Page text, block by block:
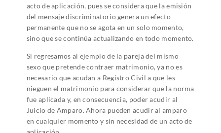
acto de aplicación, pues se considera que la emisión
del mensaje discriminatorio genera un efecto
permanente que no se agota en un solo momento,
sino que se continúa actualizando en todo momento.
Si regresamos al ejemplo de la pareja del mismo
sexo que pretende contraer matrimonio, ya no es
necesario que acudan a Registro Civil a que les
nieguen el matrimonio para considerar que la norma
fue aplicada y, en consecuencia, poder acudir al
Juicio de Amparo. Ahora pueden acudir al amparo
en cualquier momento y sin necesidad de un acto de